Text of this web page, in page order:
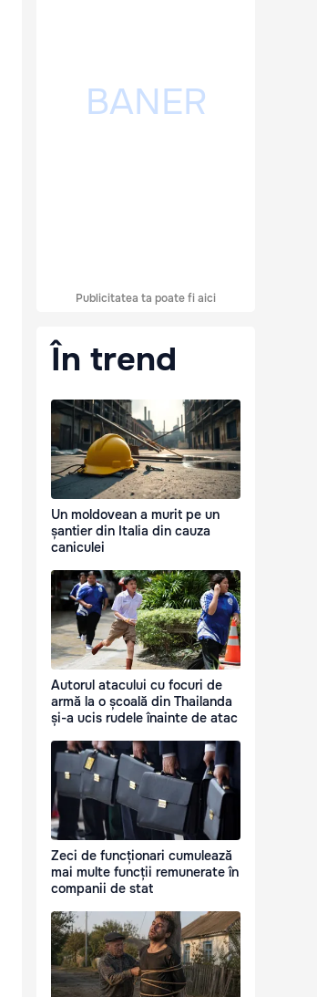
Publicitatea ta poate fi aici
În trend
Un moldovean a murit pe un
șantier din Italia din cauza
caniculei
Autorul atacului cu focuri de
armă la o școală din Thailanda
și-a ucis rudele înainte de atac
Zeci de funcționari cumulează
mai multe funcții remunerate în
companii de stat